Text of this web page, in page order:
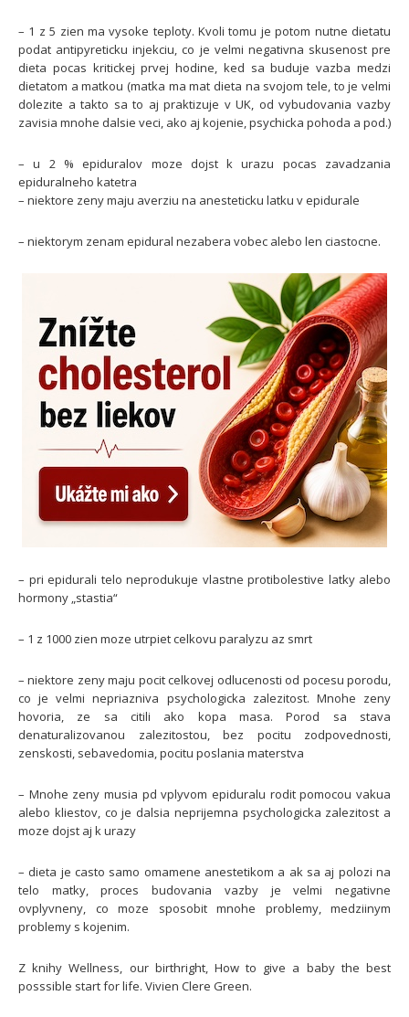
– 1 z 5 zien ma vysoke teploty. Kvoli tomu je potom nutne dietatu
podat antipyreticku injekciu, co je velmi negativna skusenost pre
dieta pocas kritickej prvej hodine, ked sa buduje vazba medzi
dietatom a matkou (matka ma mat dieta na svojom tele, to je velmi
dolezite a takto sa to aj praktizuje v UK, od vybudovania vazby
zavisia mnohe dalsie veci, ako aj kojenie, psychicka pohoda a pod.)
– u 2 % epiduralov moze dojst k urazu pocas zavadzania
epiduralneho katetra
– niektore zeny maju averziu na anesteticku latku v epidurale
– niektorym zenam epidural nezabera vobec alebo len ciastocne.
– pri epidurali telo neprodukuje vlastne protibolestive latky alebo
hormony „stastia“
– 1 z 1000 zien moze utrpiet celkovu paralyzu az smrt
– niektore zeny maju pocit celkovej odlucenosti od pocesu porodu,
co je velmi nepriazniva psychologicka zalezitost. Mnohe zeny
hovoria, ze sa citili ako kopa masa. Porod sa stava
denaturalizovanou zalezitostou, bez pocitu zodpovednosti,
zenskosti, sebavedomia, pocitu poslania materstva
– Mnohe zeny musia pd vplyvom epiduralu rodit pomocou vakua
alebo kliestov, co je dalsia neprijemna psychologicka zalezitost a
moze dojst aj k urazy
– dieta je casto samo omamene anestetikom a ak sa aj polozi na
telo matky, proces budovania vazby je velmi negativne
ovplyvneny, co moze sposobit mnohe problemy, medziinym
problemy s kojenim.
Z knihy Wellness, our birthright, How to give a baby the best
posssible start for life. Vivien Clere Green.